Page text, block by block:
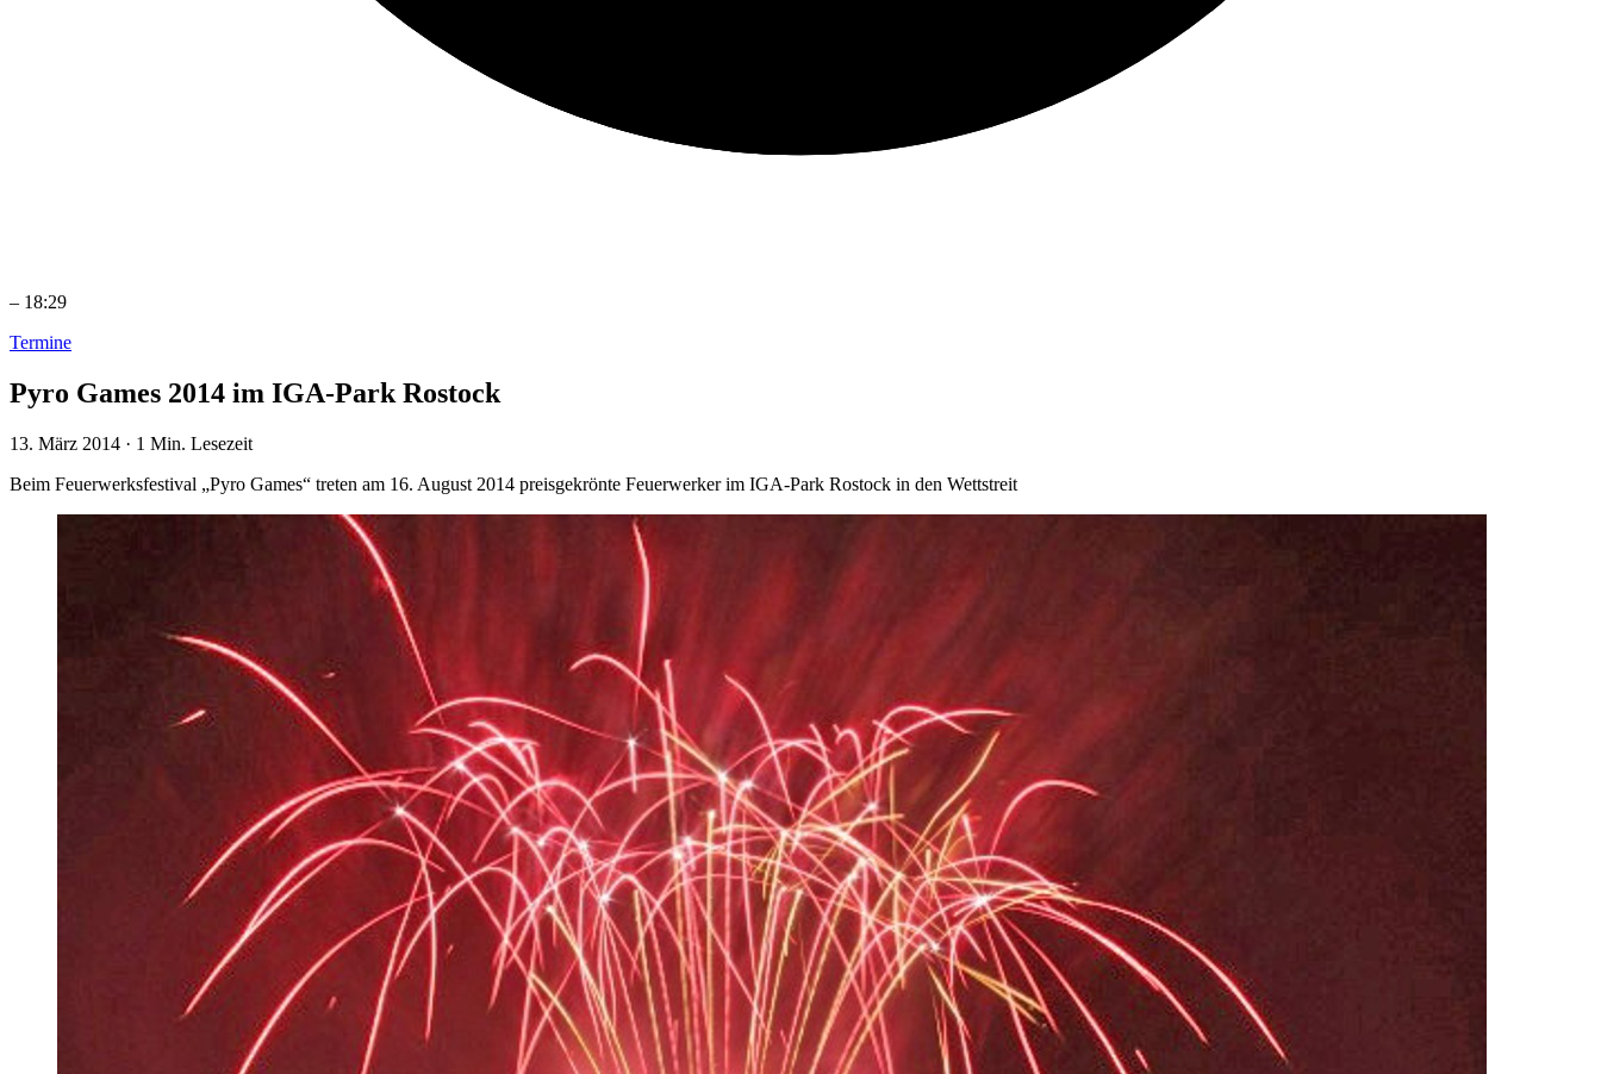
– 18:29
Termine
Pyro Games 2014 im IGA-Park Rostock
13. März 2014 · 1 Min. Lesezeit
Beim Feuerwerksfestival „Pyro Games“ treten am 16. August 2014 preisgekrönte Feuerwerker im IGA-Park Rostock in den Wettstreit